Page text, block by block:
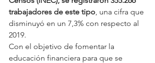
trabajadores de este tipo, una cifra que
disminuyó en un 7,3% con respecto al
2019.
Con el objetivo de fomentar la
educación financiera para que se